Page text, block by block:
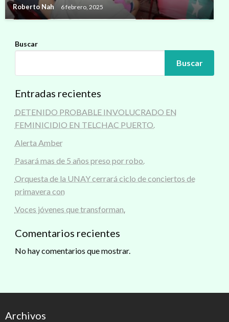
Roberto Nah 6 febrero, 2025
Buscar
Buscar
Entradas recientes
DETENIDO PROBABLE INVOLUCRADO EN
FEMINICIDIO EN TELCHAC PUERTO.
Alerta Amber
Pasará mas de 5 años preso por robo.
Orquesta de la UNAY cerrará ciclo de conciertos de
primavera con
Voces jóvenes que transforman.
Comentarios recientes
No hay comentarios que mostrar.
Archivos